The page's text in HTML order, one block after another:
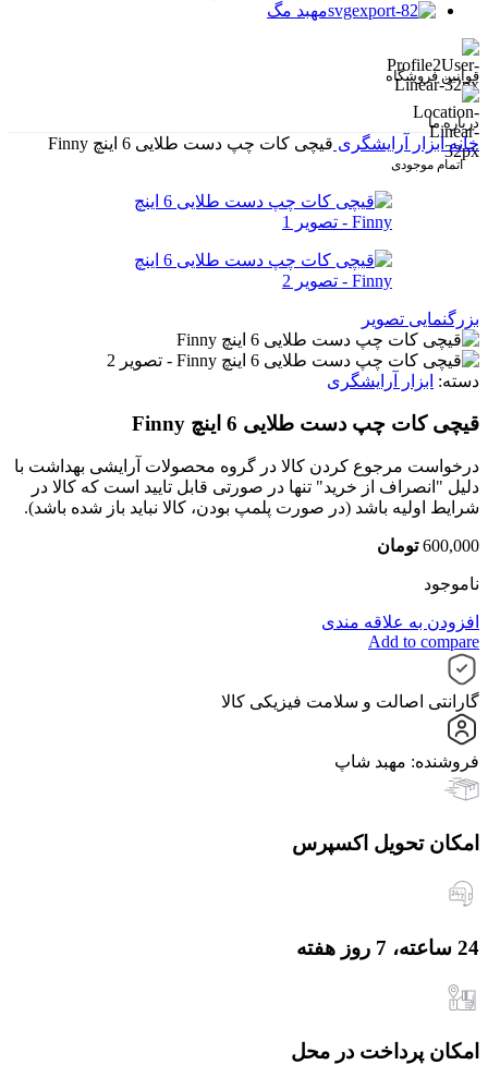
مهبد مگ
قوانین فروشگاه
درباره ما
خانهابزار آرایشگری قیچی کات چپ دست طلایی 6 اینچ Finny
اتمام موجودی
بزرگنمایی تصویر
دسته: ابزار آرایشگری
قیچی کات چپ دست طلایی 6 اینچ Finny
درخواست مرجوع کردن کالا در گروه محصولات آرایشی بهداشت با
دلیل "انصراف از خرید" تنها در صورتی قابل تایید است که کالا در
شرایط اولیه باشد (در صورت پلمپ بودن، کالا نباید باز شده باشد).
600,000 تومان
ناموجود
افزودن به علاقه مندی
Add to compare
گارانتی اصالت و سلامت فیزیکی کالا
فروشنده: مهبد شاپ
امکان تحویل اکسپرس
24 ساعته، 7 روز هفته
امکان پرداخت در محل